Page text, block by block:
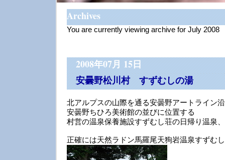
Archives
You are currently viewing archive for July 2008
2008年07月 15日
安曇野松川村 すずむしの湯
北アルプスの山際を通る安曇野アートライン
安曇野ちひろ美術館の並びに位置する
村営の温泉保養施設すずむし荘の日帰り温泉
正確には天然ラドン馬羅尾天狗岩温泉すずむ